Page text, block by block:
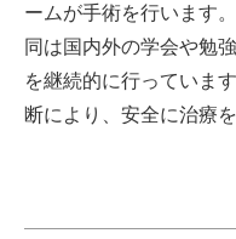
ームが手術を行います
同は国内外の学会や勉
を継続的に行っていま
断により、安全に治療